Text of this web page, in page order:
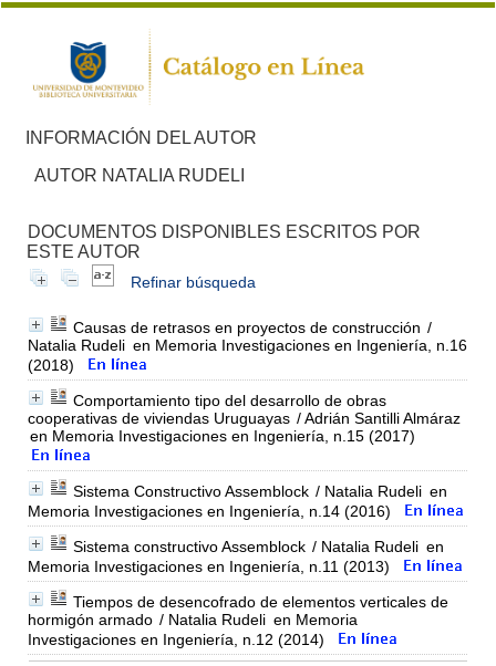
INFORMACIÓN DEL AUTOR
AUTOR NATALIA RUDELI
DOCUMENTOS DISPONIBLES ESCRITOS POR
ESTE AUTOR
Refinar búsqueda
Causas de retrasos en proyectos de construcción /
Natalia Rudeli en Memoria Investigaciones en Ingeniería, n.16
(2018)
Comportamiento tipo del desarrollo de obras
cooperativas de viviendas Uruguayas / Adrián Santilli Almáraz
en Memoria Investigaciones en Ingeniería, n.15 (2017)
Sistema Constructivo Assemblock / Natalia Rudeli en
Memoria Investigaciones en Ingeniería, n.14 (2016)
Sistema constructivo Assemblock / Natalia Rudeli en
Memoria Investigaciones en Ingeniería, n.11 (2013)
Tiempos de desencofrado de elementos verticales de
hormigón armado / Natalia Rudeli en Memoria
Investigaciones en Ingeniería, n.12 (2014)